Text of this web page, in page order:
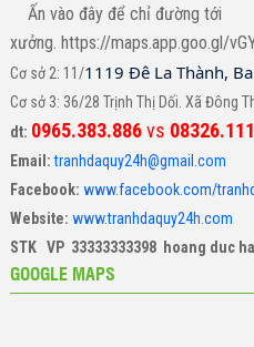
Ấn vào đây để chỉ đường tới
xưởng. https://maps.app.goo.gl/
Cơ sở 2: 11/1119 Đê La Thành,
Cơ sở 3: 36/28 Trịnh Thị Dối. Xã Đông
dt: 0965.383.886vs
Email: tranhdaquy24h@gmail.com
Facebook: www.facebook.com/
Website: www.tranhdaquy24h.com
STK VP 33333333398 hoang duc ha
GOOGLE MAPS